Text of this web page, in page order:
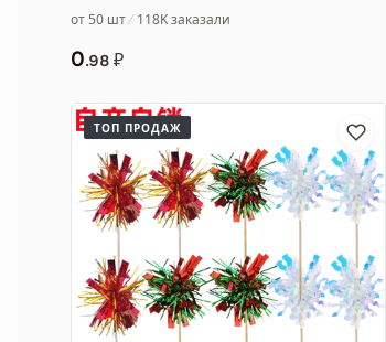
от 50 шт 118K заказали
0.98 ₽
ТОП ПРОДАЖ